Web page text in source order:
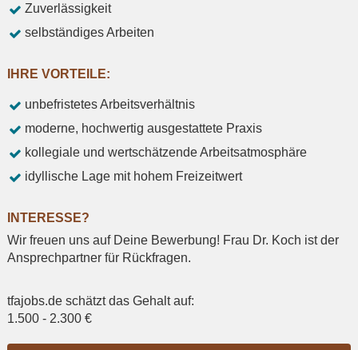
Zuverlässigkeit
selbständiges Arbeiten
IHRE VORTEILE:
unbefristetes Arbeitsverhältnis
moderne, hochwertig ausgestattete Praxis
kollegiale und wertschätzende Arbeitsatmosphäre
idyllische Lage mit hohem Freizeitwert
INTERESSE?
Wir freuen uns auf Deine Bewerbung! Frau Dr. Koch ist der
Ansprechpartner für Rückfragen.
tfajobs.de schätzt das Gehalt auf:
1.500 - 2.300 €